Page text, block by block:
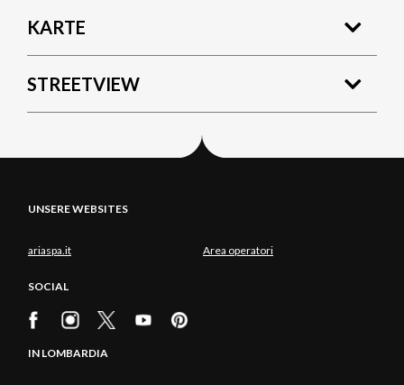
KARTE
STREETVIEW
UNSERE WEBSITES
ariaspa.it Area operatori
SOCIAL
IN LOMBARDIA